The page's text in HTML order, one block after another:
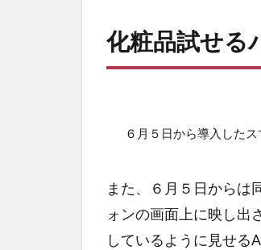
化粧品試せる
６月５日から導入した
また、６月５日からは
ォンの画面上に映し出
しているように見せる